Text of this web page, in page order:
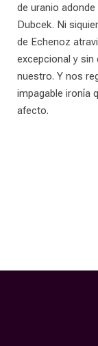
de uranio
Dubcek. Ni
de Echenoz
excepcional y
nuestro. Y nos
impagable ironía
afecto.